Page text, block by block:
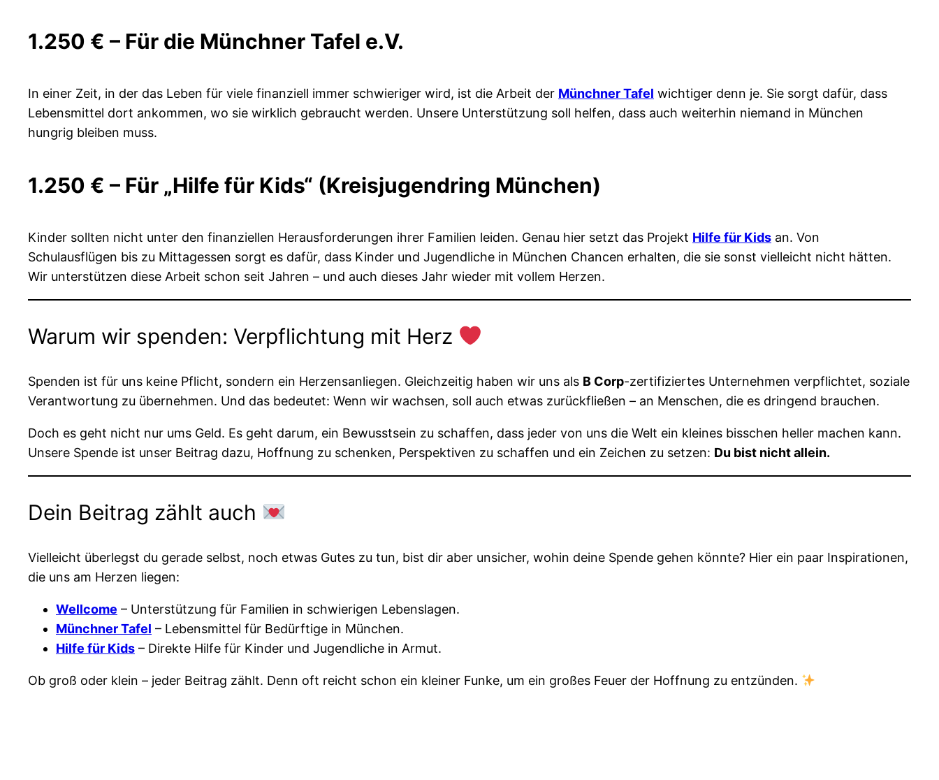
1.250 € – Für die Münchner Tafel e.V.
In einer Zeit, in der das Leben für viele finanziell immer schwieriger wird, ist die Arbeit der Münchner Tafel wichtiger denn je. Sie sorgt dafür, dass
Lebensmittel dort ankommen, wo sie wirklich gebraucht werden. Unsere Unterstützung soll helfen, dass auch weiterhin niemand in München
hungrig bleiben muss.
1.250 € – Für „Hilfe für Kids“ (Kreisjugendring München)
Kinder sollten nicht unter den finanziellen Herausforderungen ihrer Familien leiden. Genau hier setzt das Projekt Hilfe für Kids an. Von
Schulausflügen bis zu Mittagessen sorgt es dafür, dass Kinder und Jugendliche in München Chancen erhalten, die sie sonst vielleicht nicht hätten.
Wir unterstützen diese Arbeit schon seit Jahren – und auch dieses Jahr wieder mit vollem Herzen.
Warum wir spenden: Verpflichtung mit Herz
Spenden ist für uns keine Pflicht, sondern ein Herzensanliegen. Gleichzeitig haben wir uns als B Corp-zertifiziertes Unternehmen verpflichtet, soziale
Verantwortung zu übernehmen. Und das bedeutet: Wenn wir wachsen, soll auch etwas zurückfließen – an Menschen, die es dringend brauchen.
Doch es geht nicht nur ums Geld. Es geht darum, ein Bewusstsein zu schaffen, dass jeder von uns die Welt ein kleines bisschen heller machen kann.
Unsere Spende ist unser Beitrag dazu, Hoffnung zu schenken, Perspektiven zu schaffen und ein Zeichen zu setzen: Du bist nicht allein.
Dein Beitrag zählt auch
Vielleicht überlegst du gerade selbst, noch etwas Gutes zu tun, bist dir aber unsicher, wohin deine Spende gehen könnte? Hier ein paar Inspirationen,
die uns am Herzen liegen:
Wellcome – Unterstützung für Familien in schwierigen Lebenslagen.
Münchner Tafel – Lebensmittel für Bedürftige in München.
Hilfe für Kids – Direkte Hilfe für Kinder und Jugendliche in Armut.
Ob groß oder klein – jeder Beitrag zählt. Denn oft reicht schon ein kleiner Funke, um ein großes Feuer der Hoffnung zu entzünden.